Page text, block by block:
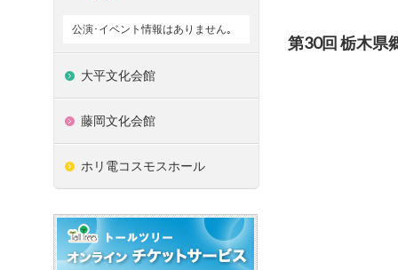
第30回 栃木県
公演･イベント情報はありません｡
大平文化会館
藤岡文化会館
ホリ電コスモスホール